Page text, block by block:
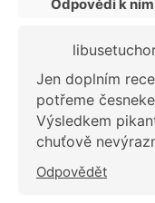
Odpovědi k
Jen doplním
potřeme
Výsledkem
chuťově
Odpovědět